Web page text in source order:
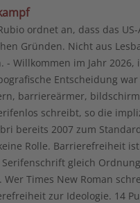
ordnet an, dass das
Gründen. Nicht aus
- Willkommen im Jahr
Entscheidung
barriereärmer,
schreibt, so die
bereits 2007 zum
Rolle. Barrierefreiheit
gleich
Wer Times New Roman
zur Ideologie. 14